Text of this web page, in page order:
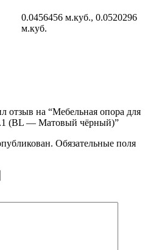
0.0456456 м.куб., 0.0520296
м.куб.
отзыв на “Мебельная опора для
(BL — Матовый чёрный)”
Обязательные поля